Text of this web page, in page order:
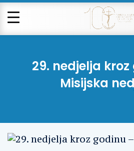
29. nedjelja
Misijska